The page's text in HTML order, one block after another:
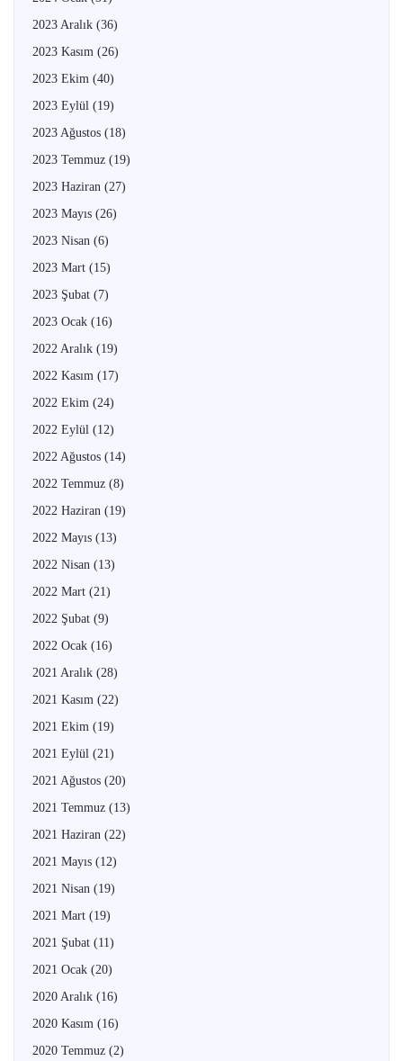
2023 Aralık (36)
2023 Kasım (26)
2023 Ekim (40)
2023 Eylül (19)
2023 Ağustos (18)
2023 Temmuz (19)
2023 Haziran (27)
2023 Mayıs (26)
2023 Nisan (6)
2023 Mart (15)
2023 Şubat (7)
2023 Ocak (16)
2022 Aralık (19)
2022 Kasım (17)
2022 Ekim (24)
2022 Eylül (12)
2022 Ağustos (14)
2022 Temmuz (8)
2022 Haziran (19)
2022 Mayıs (13)
2022 Nisan (13)
2022 Mart (21)
2022 Şubat (9)
2022 Ocak (16)
2021 Aralık (28)
2021 Kasım (22)
2021 Ekim (19)
2021 Eylül (21)
2021 Ağustos (20)
2021 Temmuz (13)
2021 Haziran (22)
2021 Mayıs (12)
2021 Nisan (19)
2021 Mart (19)
2021 Şubat (11)
2021 Ocak (20)
2020 Aralık (16)
2020 Kasım (16)
2020 Temmuz (2)